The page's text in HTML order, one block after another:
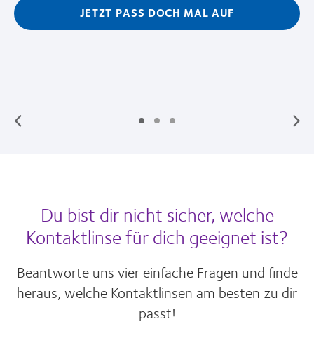
JETZT PASS DOCH MAL AUF
Du bist dir nicht sicher, welche
Kontaktlinse für dich geeignet ist?
Beantworte uns vier einfache Fragen und finde
heraus, welche Kontaktlinsen am besten zu dir
passt!